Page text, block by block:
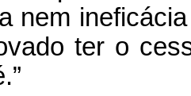
nem
ter o